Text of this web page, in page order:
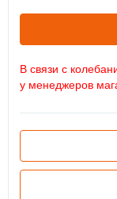
В связи с
у менеджеров